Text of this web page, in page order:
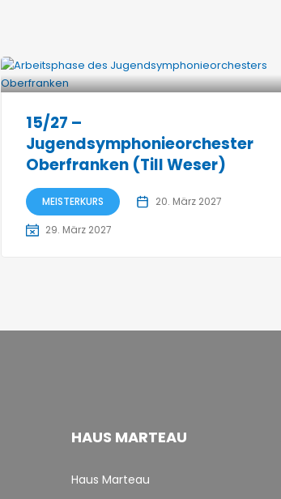
15/27 –
Jugendsymphonieorchester
Oberfranken (Till Weser)
MEISTERKURS 20. März 2027
29. März 2027
HAUS MARTEAU
Haus Marteau